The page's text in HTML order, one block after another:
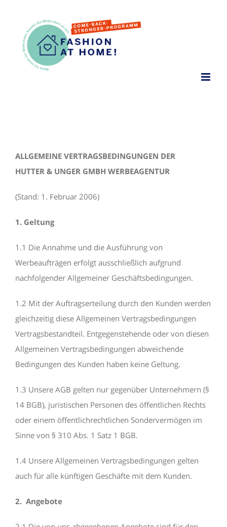
springen
ALLGEMEINE VERTRAGSBEDINGUNGEN DER
HUTTER & UNGER GMBH WERBEAGENTUR
(Stand: 1. Februar 2006)
1. Geltung
1.1 Die Annahme und die Ausführung von
Werbeaufträgen erfolgt ausschließlich aufgrund
nachfolgender Allgemeiner Geschäftsbedingungen.
1.2 Mit der Auftragserteilung durch den Kunden werden
gleichzeitig diese Allgemeinen Vertragsbedingungen
Vertragsbestandteil. Entgegenstehende oder von diesen
Allgemeinen Vertragsbedingungen abweichende
Bedingungen des Kunden haben keine Geltung.
1.3 Unsere AGB gelten nur gegenüber Unternehmern (§
14 BGB), juristischen Personen des öffentlichen Rechts
oder einem öffentlichrechtlichen Sondervermögen im
Sinne von § 310 Abs. 1 Satz 1 BGB.
1.4 Unsere Allgemeinen Vertragsbedingungen gelten
auch für alle künftigen Geschäfte mit dem Kunden.
2. Angebote